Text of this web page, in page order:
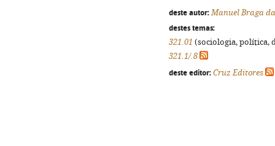
deste autor: Manuel Braga
destes temas:
321.01 (sociologia, política,
321.1/.8
deste editor: Cruz Editores